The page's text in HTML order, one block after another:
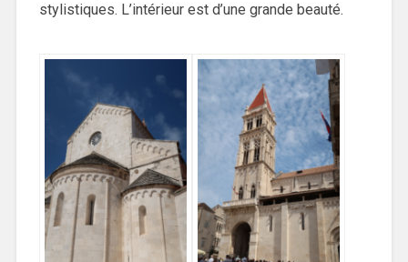
stylistiques. L’intérieur est d’une grande beauté.